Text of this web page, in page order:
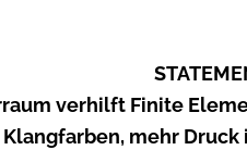
verhilft Finite
mehr